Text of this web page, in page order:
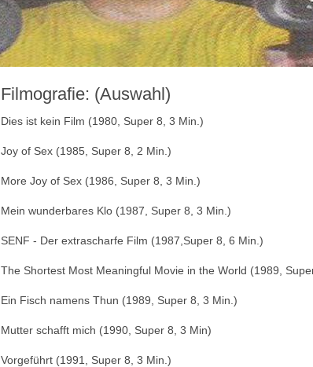
Filmografie: (Auswahl)
Dies ist kein Film (1980, Super 8, 3 Min.)
Joy of Sex (1985, Super 8, 2 Min.)
More Joy of Sex (1986, Super 8, 3 Min.)
Mein wunderbares Klo (1987, Super 8, 3 Min.)
SENF - Der extrascharfe Film (1987,Super 8, 6 Min.)
The Shortest Most Meaningful Movie in the World (1989,
Ein Fisch namens Thun (1989, Super 8, 3 Min.)
Mutter schafft mich (1990, Super 8, 3 Min)
Vorgeführt (1991, Super 8, 3 Min.)